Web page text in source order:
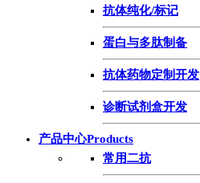
抗体纯化/标记
蛋白与多肽制备
抗体药物定制开发
诊断试剂盒开发
产品中心Products
常用二抗